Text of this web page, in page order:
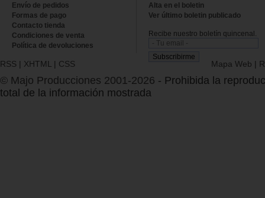
Envío de pedidos
Formas de pago
Contacto tienda
Condiciones de venta
Política de devoluciones
Alta en el boletin
Ver último boletin publicado
Recibe nuestro boletín quincenal.
RSS | XHTML | CSS Mapa Web |
© Majo Producciones 2001-2026 - Prohibida la
total de la información mostrada